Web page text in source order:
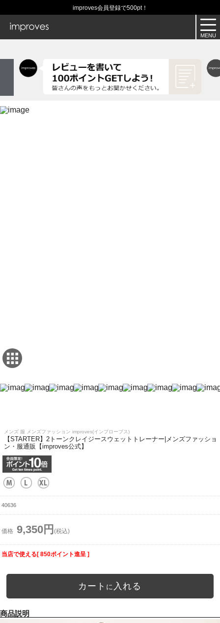
improves会員登録で500pt！
メンズ 服 メンズファッション improves(インプローブス)
【STARTER】2トーンクレイジースウェットトレーナー|メンズファッショ
ン・服通販【improves公式】
40636
価格 9,350円 (税込)
当店で使える[ 850ポイント進呈 ]
カート に 入れる
商品説明